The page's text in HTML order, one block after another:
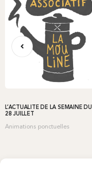
L’ACTUALITÉ DE LA SEMAINE DU
28 JUILLET
Animations ponctuelles